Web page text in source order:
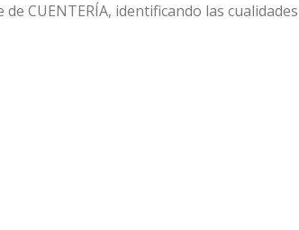
CUENTERÍA, identificando las cualidades